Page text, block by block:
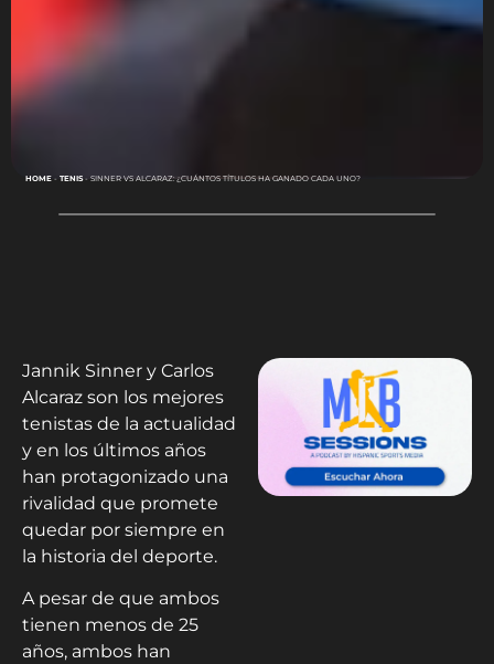
HOME- TENIS-SINNER VS ALCARAZ: ¿CUÁNTOS TÍTULOS HA GANADO CADA UNO?
Jannik Sinner y Carlos
Alcaraz son los mejores
tenistas de la actualidad
y en los últimos años
han protagonizado una
rivalidad que promete
quedar por siempre en
la historia del deporte.
A pesar de que ambos
tienen menos de 25
años, ambos han